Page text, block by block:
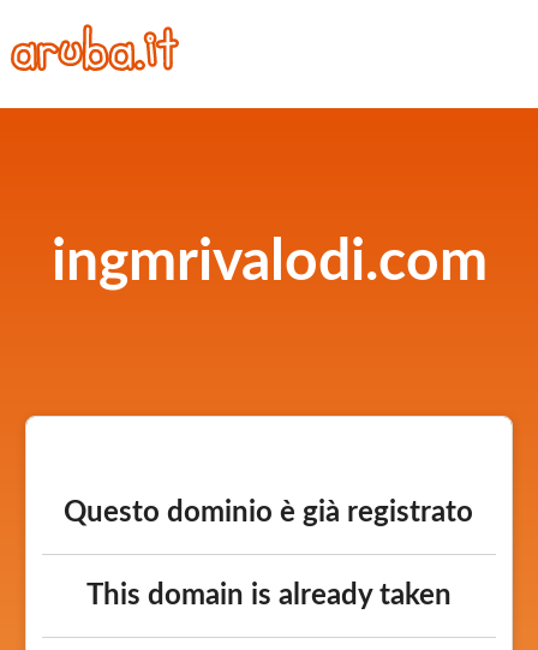
ingmrivalodi.com
Questo dominio è già registrato
This domain is already taken